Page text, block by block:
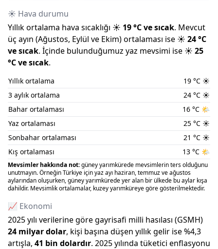
☀️ Hava durumu
Yıllık ortalama hava sıcaklığı ☀️ 19°C vesıcak. Mevcut
üç ayın (Ağustos, Eylül ve Ekim) ortalaması ise ☀️ 24°C
vesıcak. İçinde bulunduğumuz yaz mevsimi ise ☀️ 25
°C vesıcak.
Yıllık ortalama 19 °C ☀️
3 aylık ortalama
24 °C ☀️
Bahar ortalaması
16 °C 🌤️
Yaz ortalaması
25 °C ☀️
Sonbahar ortalaması
21 °C ☀️
Kış ortalaması
13 °C 🌤️
Mevsimler hakkında not:güney yarımkürede mevsimlerin ters olduğunu
unutmayın. Örneğin Türkiye için yaz ayı haziran, temmuz ve ağustos
aylarından oluşurken, güney yarımkürede yer alan bir ülkede bu aylar kışa
dahildir. Mevsimlik ortalamalar, kuzey yarımküreye göre gösterilmektedir.
📈 Ekonomi
2025yılı verilerine göre gayrisafi milli hasılası (GSMH)
24 milyardolar, kişi başına düşen yıllık gelir ise %4,3
artışla, 41 bin dolardır. 2025yılında tüketici enflasyonu